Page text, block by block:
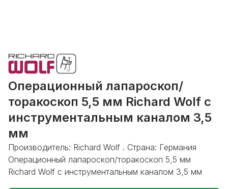
Операционный лапароскоп/
торакоскоп 5,5 мм Richard Wolf с
инструментальным каналом 3,5
мм
Производитель: Richard Wolf . Страна: Германия
Операционный лапароскоп/торакоскоп 5,5 мм
Richard Wolf с инструментальным каналом 3,5 мм